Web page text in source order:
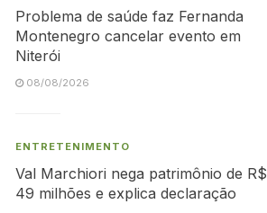
Problema de saúde faz Fernanda
Montenegro cancelar evento em
Niterói
08/08/2026
ENTRETENIMENTO
Val Marchiori nega patrimônio de R$
49 milhões e explica declaração